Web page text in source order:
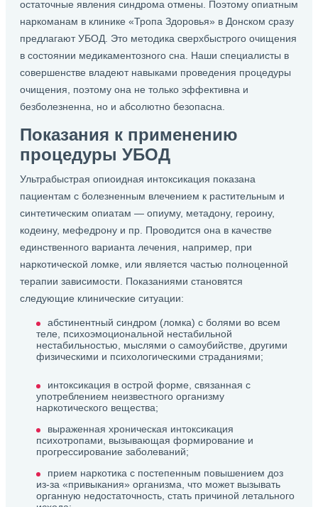
остаточные явления синдрома отмены. Поэтому опиатным
наркоманам в клинике «Тропа Здоровья» в Донском сразу
предлагают УБОД. Это методика сверхбыстрого очищения
в состоянии медикаментозного сна. Наши специалисты в
совершенстве владеют навыками проведения процедуры
очищения, поэтому она не только эффективна и
безболезненна, но и абсолютно безопасна.
Показания к применению
процедуры УБОД
Ультрабыстрая опиоидная интоксикация показана
пациентам с болезненным влечением к растительным и
синтетическим опиатам — опиуму, метадону, героину,
кодеину, мефедрону и пр. Проводится она в качестве
единственного варианта лечения, например, при
наркотической ломке, или является частью полноценной
терапии зависимости. Показаниями становятся
следующие клинические ситуации:
абстинентный синдром (ломка) с болями во всем
теле, психоэмоциональной нестабильной
нестабильностью, мыслями о самоубийстве, другими
физическими и психологическими страданиями;
интоксикация в острой форме, связанная с
употреблением неизвестного организму
наркотического вещества;
выраженная хроническая интоксикация
психотропами, вызывающая формирование и
прогрессирование заболеваний;
прием наркотика с постепенным повышением доз
из-за «привыкания» организма, что может вызывать
органную недостаточность, стать причиной летального